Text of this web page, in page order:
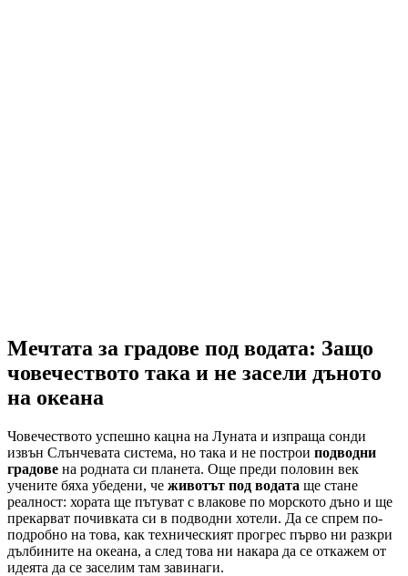
Мечтата за градове под водата: Защо
човечеството така и не засели дъното
на океана
Човечеството успешно кацна на Луната и изпраща сонди
извън Слънчевата система, но така и не построи подводни
градове на родната си планета. Още преди половин век
учените бяха убедени, че животът под водата ще стане
реалност: хората ще пътуват с влакове по морското дъно и ще
прекарват почивката си в подводни хотели. Да се спрем по-
подробно на това, как техническият прогрес първо ни разкри
дълбините на океана, а след това ни накара да се откажем от
идеята да се заселим там завинаги.